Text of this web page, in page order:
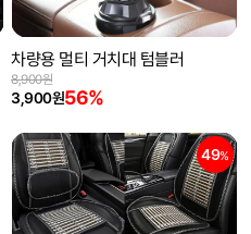
차량용 멀티 거치대 텀블러
3,900원56%
8,900원
49%